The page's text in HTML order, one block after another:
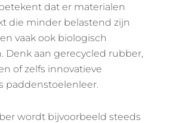
dat er materialen
die minder belastend zijn
vaak ook biologisch
Denk aan gerecycled rubber,
of zelfs innovatieve
paddenstoelenleer.
wordt bijvoorbeeld steeds